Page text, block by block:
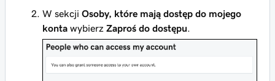
W sekcji Osoby, które mają dostęp do mojego
konta wybierz Zaproś do dostępu.